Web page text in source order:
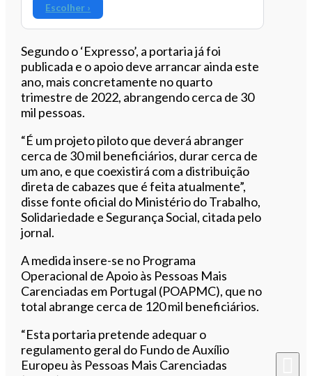
Escolher ›
Segundo o ‘Expresso’, a portaria já foi
publicada e o apoio deve arrancar ainda este
ano, mais concretamente no quarto
trimestre de 2022, abrangendo cerca de 30
mil pessoas.
“É um projeto piloto que deverá abranger
cerca de 30 mil beneficiários, durar cerca de
um ano, e que coexistirá com a distribuição
direta de cabazes que é feita atualmente”,
disse fonte oficial do Ministério do Trabalho,
Solidariedade e Segurança Social, citada pelo
jornal.
A medida insere-se no Programa
Operacional de Apoio às Pessoas Mais
Carenciadas em Portugal (POAPMC), que no
total abrange cerca de 120 mil beneficiários.
“Esta portaria pretende adequar o
regulamento geral do Fundo de Auxílio
Europeu às Pessoas Mais Carenciadas